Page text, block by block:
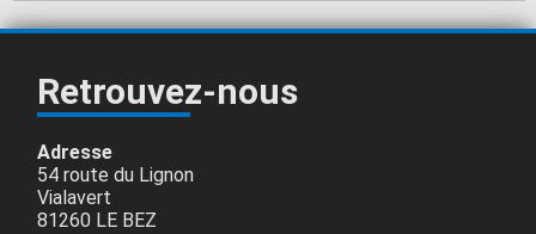
Retrouvez-nous
Adresse
54 route du Lignon
Vialavert
81260 LE BEZ